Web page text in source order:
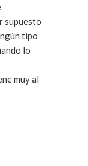
supuesto
tipo
lo
muy al